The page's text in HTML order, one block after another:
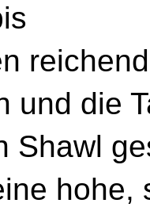
und die
Shawl
hohe,